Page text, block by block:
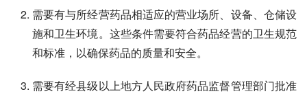
需要有与所经营药品相适应的营业场所、设备、仓储设
施和卫生环境。这些条件需要符合药品经营的卫生规范
和标准，以确保药品的质量和安全。
需要有经县级以上地方人民政府药品监督管理部门批准